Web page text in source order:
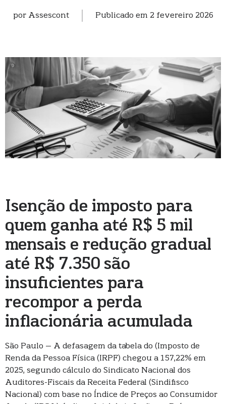
por Assescont Publicado em 2 fevereiro 2026
Isenção de imposto para
quem ganha até R$ 5 mil
mensais e redução gradual
até R$ 7.350 são
insuficientes para
recompor a perda
inflacionária acumulada
São Paulo – A defasagem da tabela do (Imposto de
Renda da Pessoa Física (IRPF) chegou a 157,22% em
2025, segundo cálculo do Sindicato Nacional dos
Auditores-Fiscais da Receita Federal (Sindifisco
Nacional) com base no Índice de Preços ao Consumidor